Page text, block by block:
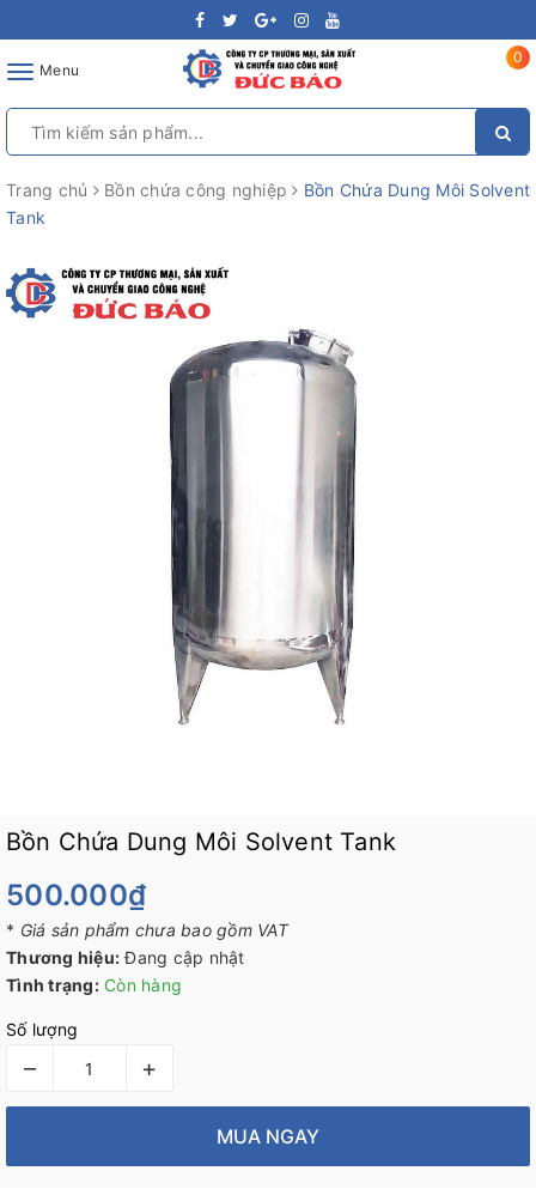
ToggleMenu
0
Trang chủ Bồn chứa công nghiệp
Bồn Chứa Dung Môi Solvent
Tank
Bồn Chứa Dung Môi Solvent Tank
500.000₫
* Giá sản phẩm chưa bao gồm VAT
Thương hiệu: Đang cập nhật
Tình trạng: Còn hàng
Số lượng
– +
MUA NGAY